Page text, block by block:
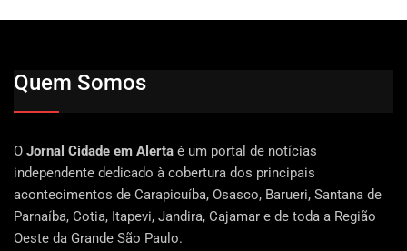
Quem Somos
O Jornal Cidade em Alerta é um portal de notícias
independente dedicado à cobertura dos principais
acontecimentos de Carapicuíba, Osasco, Barueri, Santana de
Parnaíba, Cotia, Itapevi, Jandira, Cajamar e de toda a Região
Oeste da Grande São Paulo.